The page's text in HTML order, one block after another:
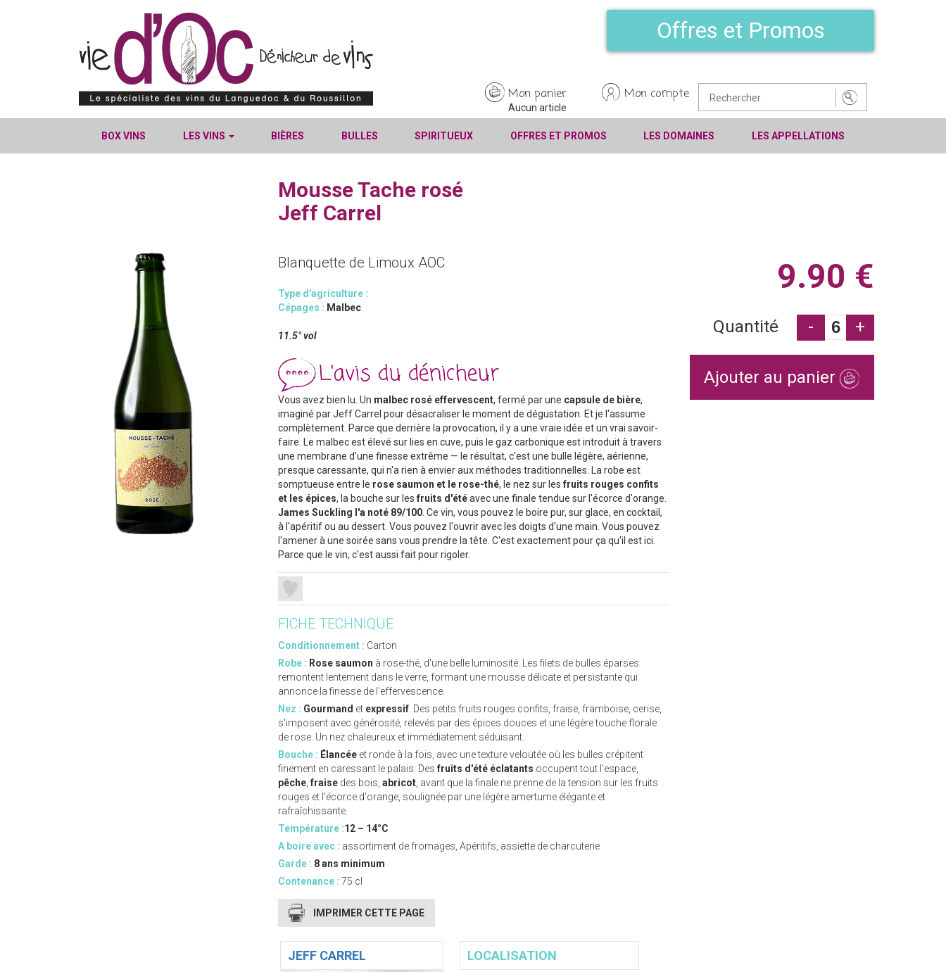
Offres et Promos
Mon panier
Aucun article
Mon compte
BOX VINS LES VINS BIÈRES BULLES SPIRITUEUX OFFRES ET PROMOS LES DOMAINES LES APPELLATIONS
Mousse Tache rosé
Jeff Carrel
Blanquette de Limoux AOC
Type d'agriculture :
Cépages : Malbec
11.5° vol
L'avis du dénicheur
Vous avez bien lu. Un malbec rosé effervescent, fermé par une capsule de bière,
imaginé par Jeff Carrel pour désacraliser le moment de dégustation. Et je l'assume
complètement. Parce que derrière la provocation, il y a une vraie idée et un vrai savoir-
faire. Le malbec est élevé sur lies en cuve, puis le gaz carbonique est introduit à travers
une membrane d'une finesse extrême — le résultat, c'est une bulle légère, aérienne,
presque caressante, qui n'a rien à envier aux méthodes traditionnelles. La robe est
somptueuse entre le rose saumon et le rose-thé, le nez sur les fruits rouges confits
et les épices, la bouche sur les fruits d'étéavec une finale tendue sur l'écorce d'orange.
James Suckling l'a noté 89/100. Ce vin, vous pouvez le boire pur, sur glace, en cocktail,
à l'apéritif ou au dessert. Vous pouvez l'ouvrir avec les doigts d'une main. Vous pouvez
l'amener à une soirée sans vous prendre la tête. C'est exactement pour ça qu'il est ici.
Parce que le vin, c'est aussi fait pour rigoler.​
9.90 €
Quantité - +
Ajouter au panier
FICHE TECHNIQUE
Conditionnement : Carton
Robe : Rose saumon à rose-thé, d'une belle luminosité. Les filets de bulles éparses
remontent lentement dans le verre, formant une mousse délicate et persistante qui
annonce la finesse de l'effervescence.
Nez : Gourmand et expressif. Des petits fruits rouges confits, fraise, framboise, cerise,
s'imposent avec générosité, relevés par des épices douces et une légère touche florale
de rose. Un nez chaleureux et immédiatement séduisant.
Bouche : Élancée et ronde à la fois, avec une texture veloutée où les bulles crépitent
finement en caressant le palais. Des fruits d'été éclatants occupent tout l'espace,
pêche, fraise des bois, abricot, avant que la finale ne prenne de la tension sur les fruits
rouges et l'écorce d'orange, soulignée par une légère amertume élégante et
rafraîchissante.
Température :12 – 14°C
A boire avec : assortiment de fromages, Apéritifs, assiette de charcuterie
Garde : 8 ans minimum
Contenance : 75 cl
IMPRIMER CETTE PAGE
JEFF CARREL LOCALISATION